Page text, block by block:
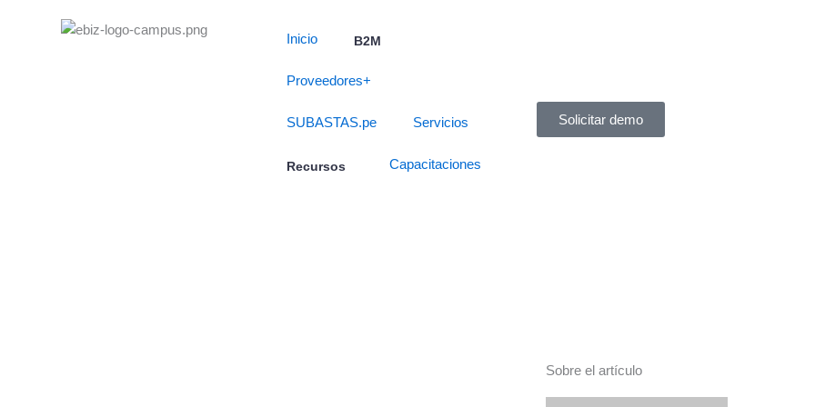
Inicio B2M
Proveedores+
SUBASTAS.pe Servicios
Recursos Capacitaciones
Solicitar demo
Sobre el artículo